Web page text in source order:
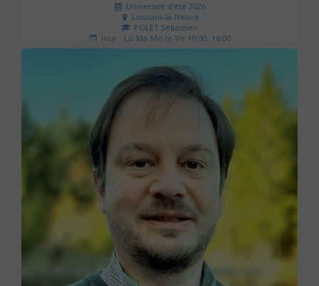
Université d'été 2026
Louvain-la-Neuve
POLET Sébastien
Jour : Lu-Ma-Me-Je-Ve 10:00- 16:00
Nombre de séances : 2